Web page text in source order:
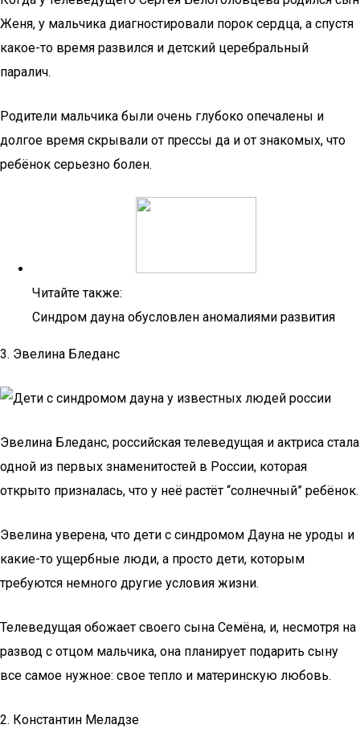
Женя, у мальчика диагностировали порок сердца, а спустя
какое-то время развился и детский церебральный
паралич.
Родители мальчика были очень глубоко опечалены и
долгое время скрывали от прессы да и от знакомых, что
ребёнок серьезно болен.
Читайте также:
Синдром дауна обусловлен аномалиями развития
3. Эвелина Бледанс
Эвелина Бледанс, российская телеведущая и актриса стала
одной из первых знаменитостей в России, которая
открыто призналась, что у неё растёт “солнечный” ребёнок.
Эвелина уверена, что дети с синдромом Дауна не уроды и
какие-то ущербные люди, а просто дети, которым
требуются немного другие условия жизни.
Телеведущая обожает своего сына Семёна, и, несмотря на
развод с отцом мальчика, она планирует подарить сыну
все самое нужное: свое тепло и материнскую любовь.
2. Константин Меладзе